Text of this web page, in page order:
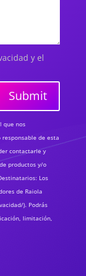
y el
Submit
que nos
responsable de esta
contactarle y
productos y/o
Los
de Raiola
). Podrás
limitación,